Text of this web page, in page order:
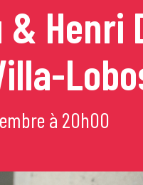
Henri
à 20h00